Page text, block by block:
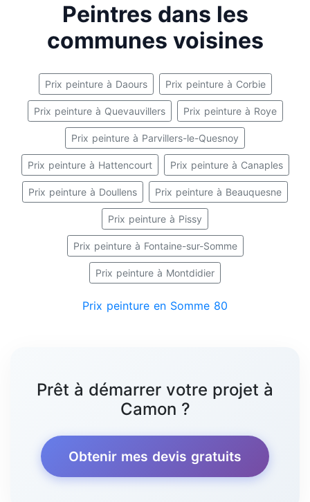
Peintres dans les
communes voisines
Prix peinture à Daours Prix peinture à Corbie
Prix peinture à Quevauvillers Prix peinture à Roye
Prix peinture à Parvillers-le-Quesnoy
Prix peinture à Hattencourt Prix peinture à Canaples
Prix peinture à Doullens Prix peinture à Beauquesne
Prix peinture à Pissy
Prix peinture à Fontaine-sur-Somme
Prix peinture à Montdidier
Prix peinture en Somme 80
Prêt à démarrer votre projet à
Camon ?
Obtenir mes devis gratuits